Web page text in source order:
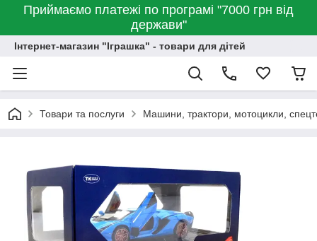
Приймаємо платежі по програмі "7000 грн від
держави"
Інтернет-магазин "Іграшка" - товари для дітей
Товари та послуги Машини, трактори, мотоцикли,